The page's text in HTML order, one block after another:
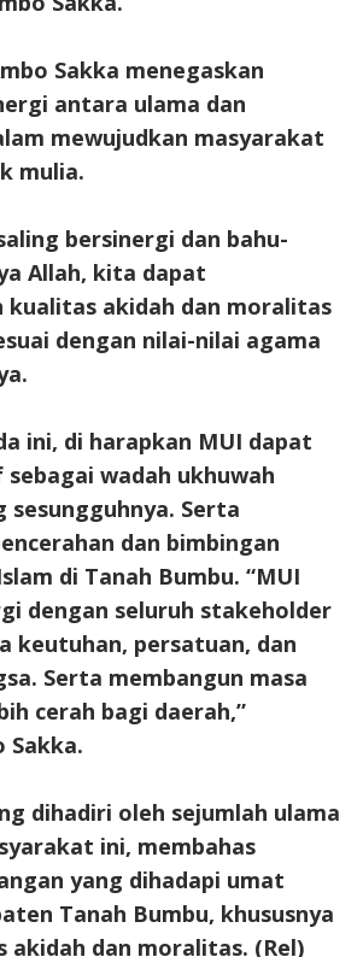
Sakka menegaskan
antara ulama dan
mewujudkan masyarakat
mulia.
bersinergi dan bahu-
Allah, kita dapat
kualitas akidah dan moralitas
dengan nilai-nilai agama
ini, di harapkan MUI dapat
wadah ukhuwah
sesungguhnya. Serta
dan bimbingan
di Tanah Bumbu. “MUI
dengan seluruh stakeholder
keutuhan, persatuan, dan
Serta membangun masa
cerah bagi daerah,”
Sakka.
dihadiri oleh sejumlah ulama
ini, membahas
yang dihadapi umat
Tanah Bumbu, khususnya
akidah dan moralitas. (Rel)